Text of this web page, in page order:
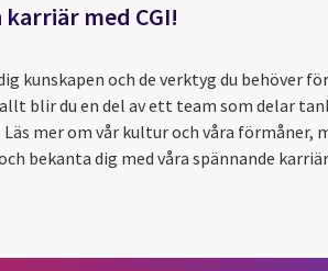
karriär med CGI!
kunskapen och de verktyg du behöver
blir du en del av ett team som delar
mer om vår kultur och våra förmåner,
bekanta dig med våra spännande